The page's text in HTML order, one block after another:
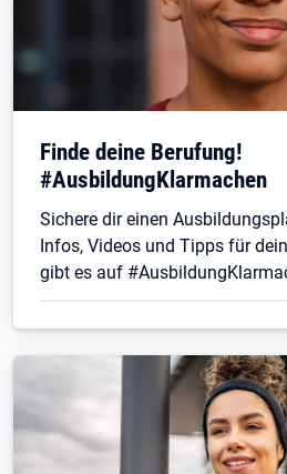
Finde deine Berufung!
#AusbildungKlarmachen
Sichere dir einen
Infos, Videos und Tipps für
gibt es auf